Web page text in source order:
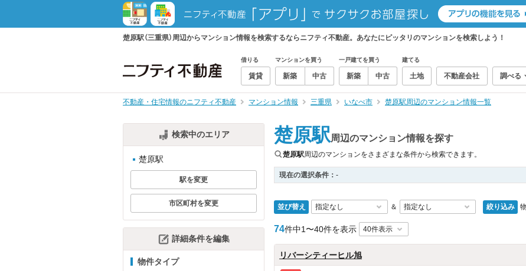
楚原駅（三重県）周辺からマンション情報を検索するならニフティ不動産。あなたにピッタリのマンションを検索しよう！
借りる
賃貸
マンションを買う
新築 中古
一戸建てを買う
新築 中古
建てる
土地 不動産会社 調べる
不動産・住宅情報のニフティ不動産 マンション情報 三重県 いなべ市 楚原駅周辺のマンション情報一覧
検索中のエリア
楚原駅
駅を変更
市区町村を変更
詳細条件を編集
物件タイプ
楚原駅周辺のマンション情報を探す
楚原駅周辺のマンションをさまざまな条件から検索できます。
現在の選択条件： -
並び替え ＆ 絞り込み
74件中1〜40件を表示
リバーシティーヒル旭